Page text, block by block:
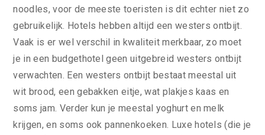
noodles, voor de meeste toeristen is dit echter niet zo
gebruikelijk. Hotels hebben altijd een westers ontbijt.
Vaak is er wel verschil in kwaliteit merkbaar, zo moet
je in een budgethotel geen uitgebreid westers ontbijt
verwachten. Een westers ontbijt bestaat meestal uit
wit brood, een gebakken eitje, wat plakjes kaas en
soms jam. Verder kun je meestal yoghurt en melk
krijgen, en soms ook pannenkoeken. Luxe hotels (die je